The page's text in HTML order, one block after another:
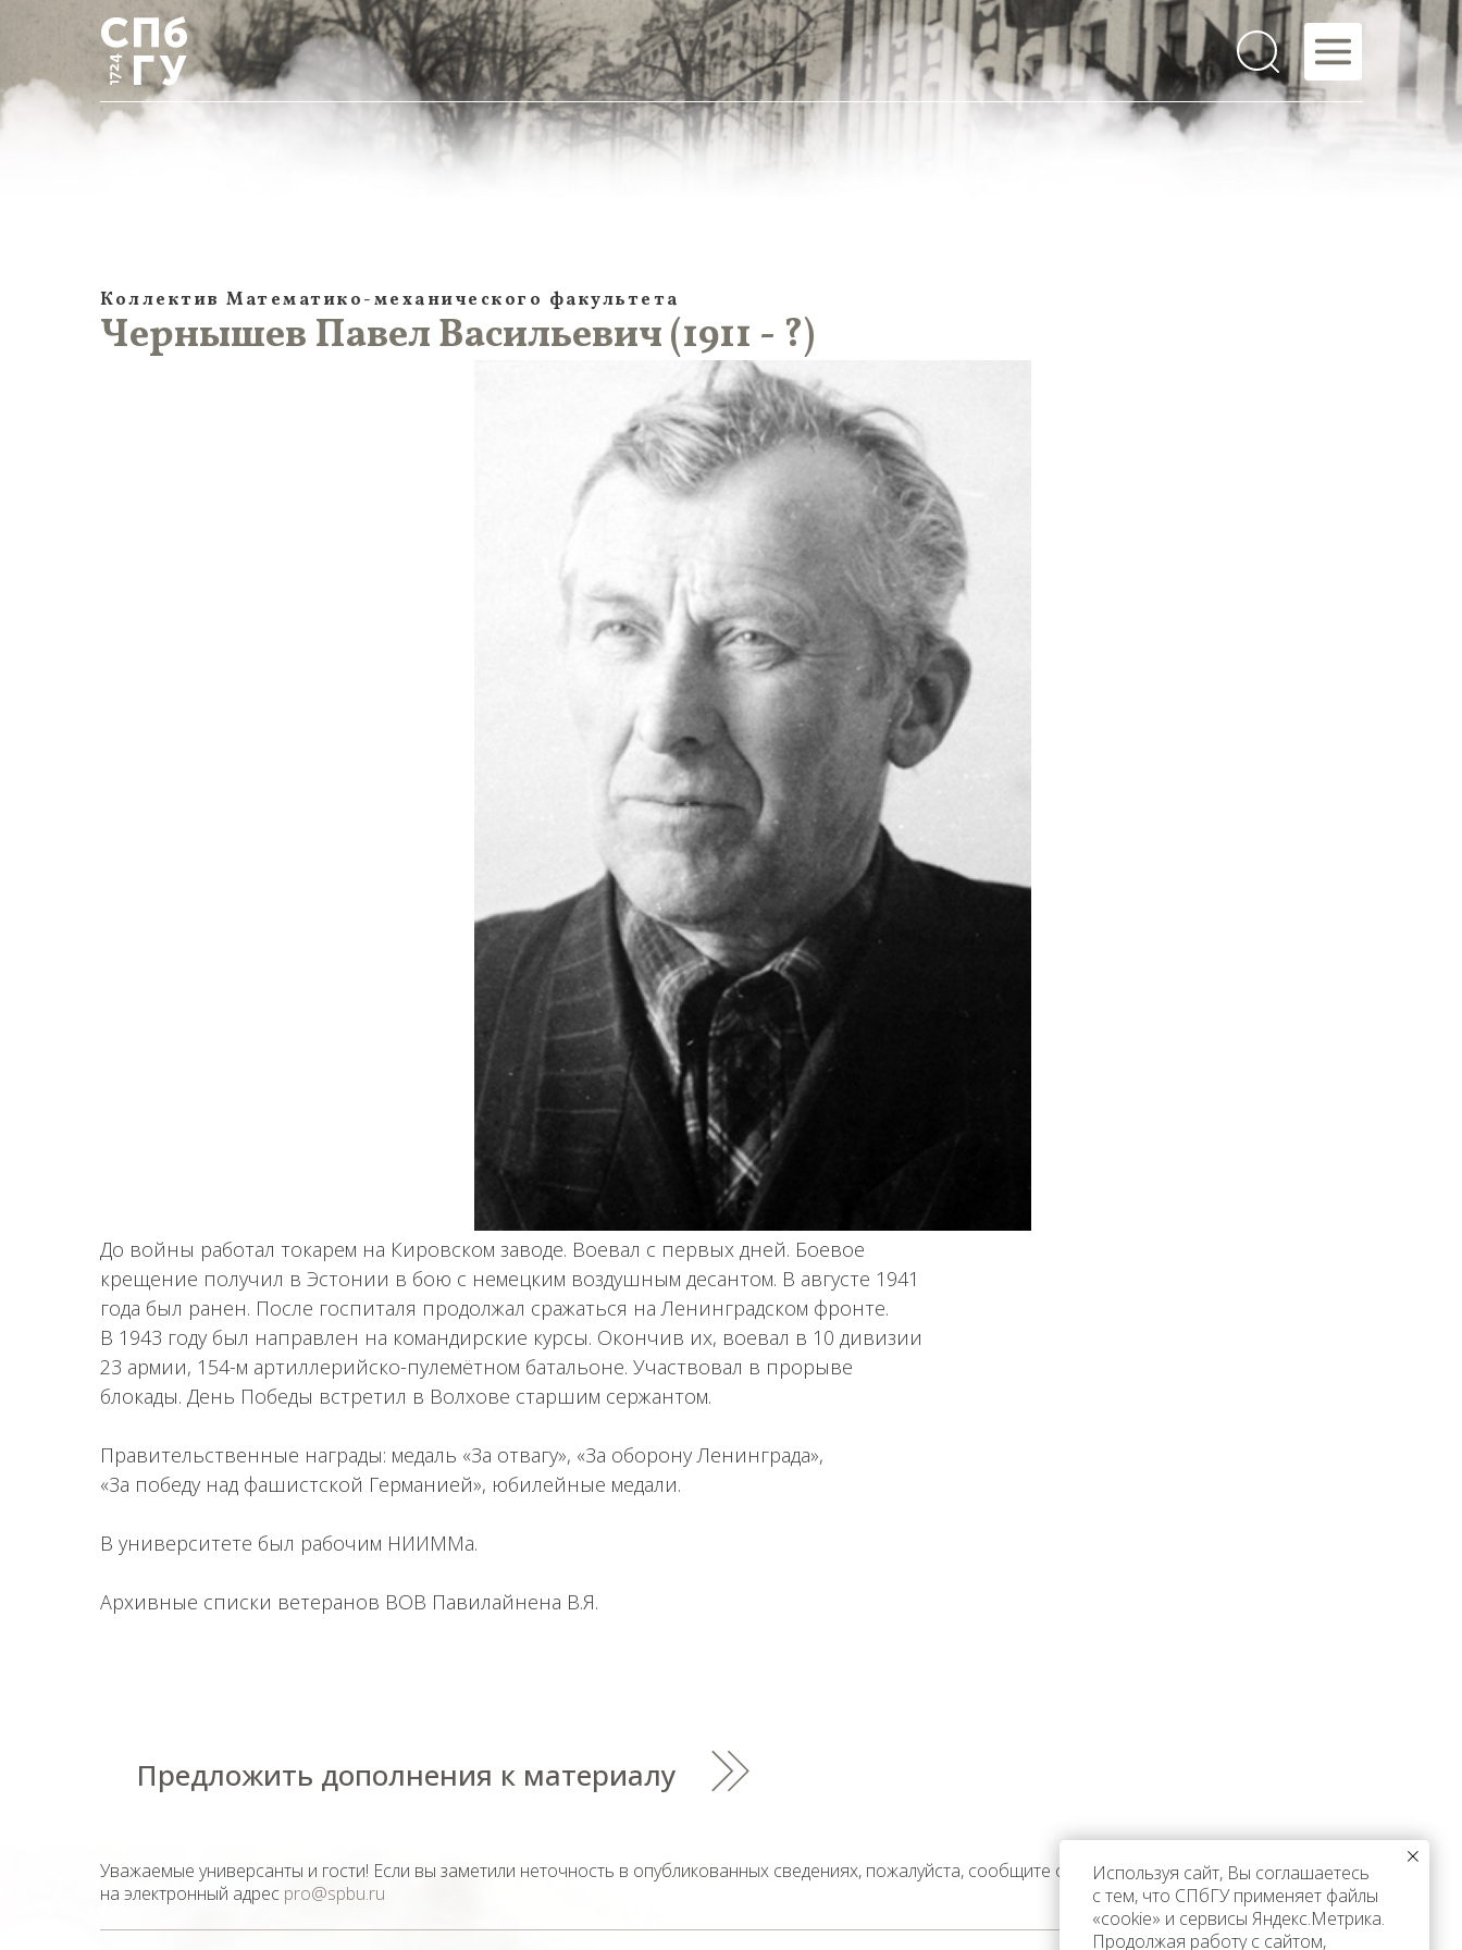
Коллектив Математико-механического факультета
Чернышев Павел Васильевич (1911 - ?)
До войны работал токарем на Кировском заводе. Воевал с первых дней. Боевое
крещение получил в Эстонии в бою с немецким воздушным десантом. В августе 1941
года был ранен. После госпиталя продолжал сражаться на Ленинградском фронте.
В 1943 году был направлен на командирские курсы. Окончив их, воевал в 10 дивизии
23 армии, 154-м артиллерийско-пулемётном батальоне. Участвовал в прорыве
блокады. День Победы встретил в Волхове старшим сержантом.
Правительственные награды: медаль «За отвагу», «За оборону Ленинграда»,
«За победу над фашистской Германией», юбилейные медали.
В университете был рабочим НИИММа.
Архивные списки ветеранов ВОВ Павилайнена В.Я.
Предложить дополнения к материалу
Уважаемые универсанты и гости! Если вы заметили неточность в опубликованных сведениях, пожалуйста, сообщите об этом
на электронный адрес pro@spbu.ru
Используя сайт, Вы соглашаетесь
с тем, что СПбГУ применяет файлы
«cookie» и сервисы Яндекс.Метрика.
Продолжая работу с сайтом,